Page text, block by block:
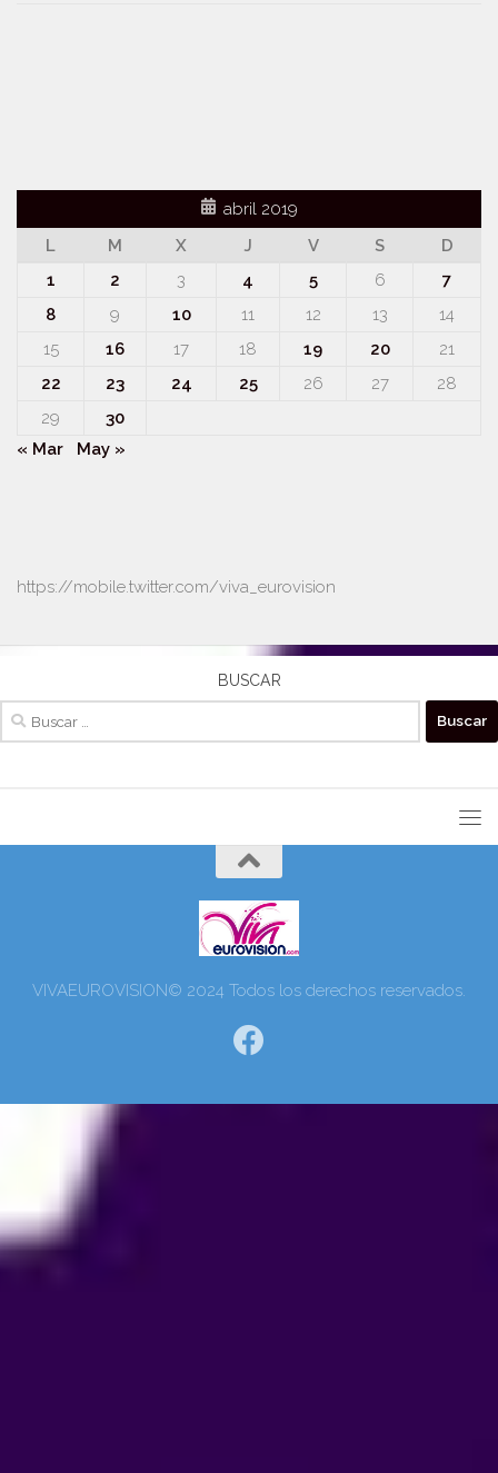
abril 2019
L
M X J V S
D
1
2 3 4 5 6
7
8
9 10 11 12 13
14
15
16 17 18 19 20
21
22
23 24 25 26 27
28
29
30
« Mar
May »
https://mobile.twitter.com/viva_eurovision
BUSCAR
VIVAEUROVISION© 2024 Todos los derechos reservados.